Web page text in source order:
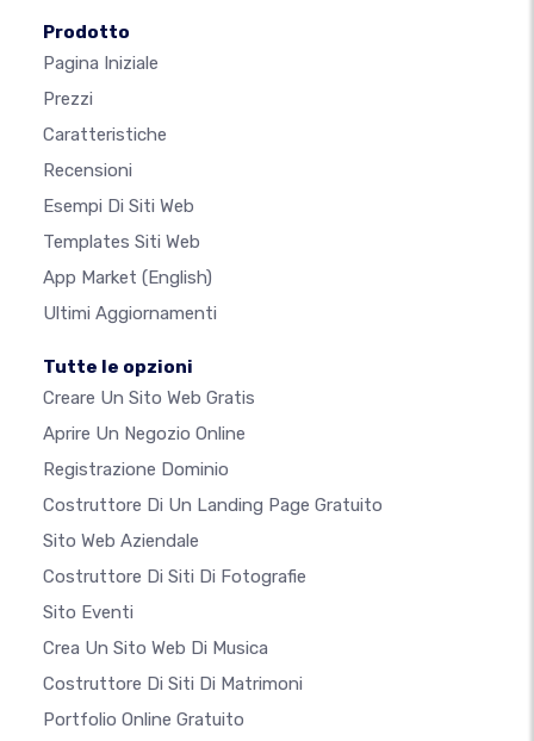
Prodotto
Pagina Iniziale
Prezzi
Caratteristiche
Recensioni
Esempi Di Siti Web
Templates Siti Web
App Market (English)
Ultimi Aggiornamenti
Tutte le opzioni
Creare Un Sito Web Gratis
Aprire Un Negozio Online
Registrazione Dominio
Costruttore Di Un Landing Page Gratuito
Sito Web Aziendale
Costruttore Di Siti Di Fotografie
Sito Eventi
Crea Un Sito Web Di Musica
Costruttore Di Siti Di Matrimoni
Portfolio Online Gratuito